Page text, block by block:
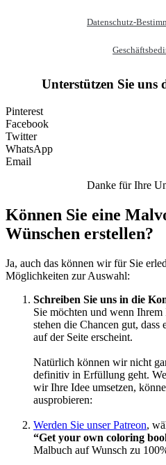
Märchen und Feen
Musik und Musikinstrumente
Personen
Sommer und Feiertage
Tiere und Natur
Valentinstag und Liebe
Winter und Weihnachten
Nezaradené
Datenschutz-
Unterstützen Sie uns
Pinterest
Facebook
Twitter
WhatsApp
Email
Danke für Ihre
Können Sie eine
Wünschen erstellen?
Ja, auch das können wir für Sie
Möglichkeiten zur Auswahl:
Schreiben Sie uns in die
Sie möchten und wenn
stehen die Chancen gut, dass
auf der Seite erscheint.
Natürlich können wir nicht
definitiv in Erfüllung geht.
wir Ihre Idee umsetzen,
ausprobieren:
Werden Sie unser Patreon,
“Get your own coloring
Malbuch auf Wunsch zu